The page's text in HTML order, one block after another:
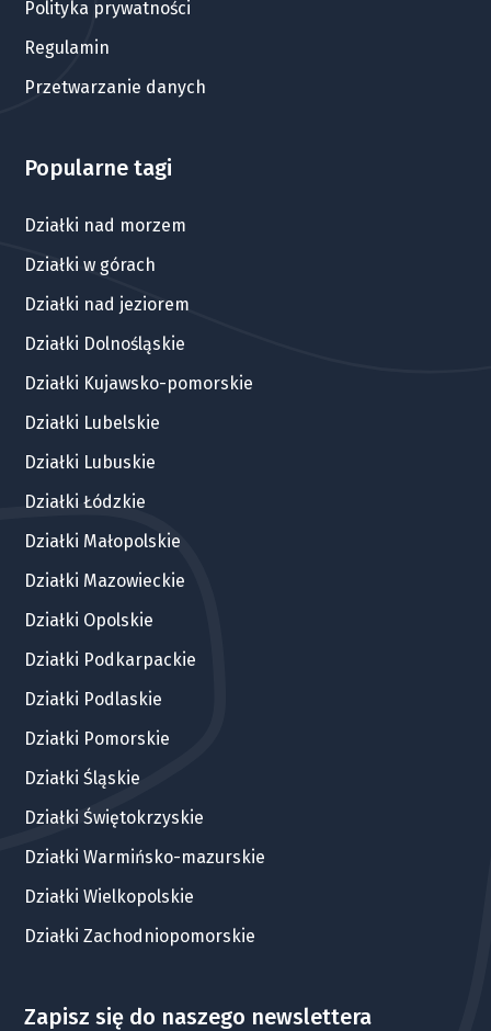
Polityka prywatności
Regulamin
Przetwarzanie danych
Popularne tagi
Działki nad morzem
Działki w górach
Działki nad jeziorem
Działki Dolnośląskie
Działki Kujawsko-pomorskie
Działki Lubelskie
Działki Lubuskie
Działki Łódzkie
Działki Małopolskie
Działki Mazowieckie
Działki Opolskie
Działki Podkarpackie
Działki Podlaskie
Działki Pomorskie
Działki Śląskie
Działki Świętokrzyskie
Działki Warmińsko-mazurskie
Działki Wielkopolskie
Działki Zachodniopomorskie
Zapisz się do naszego newslettera